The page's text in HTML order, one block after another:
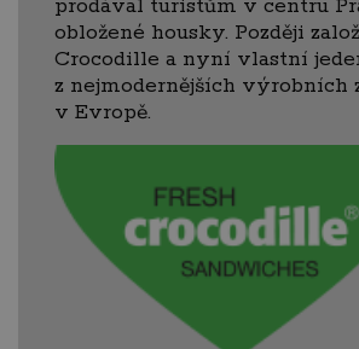
prodával turistům v centru
obložené housky. Později
Crocodille a nyní vlastní
z nejmodernějších výrobních
v Evropě.